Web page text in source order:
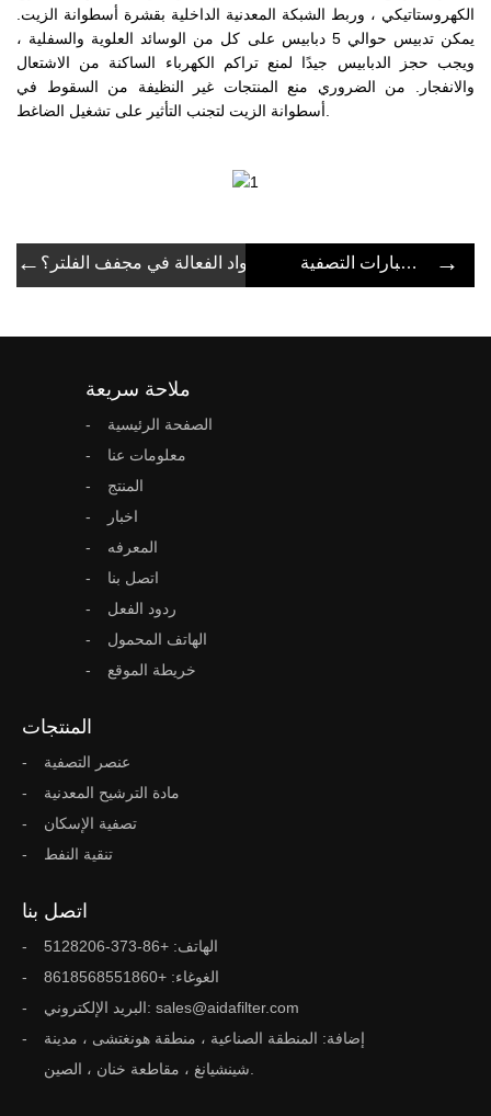
الكهروستاتيكي ، وربط الشبكة المعدنية الداخلية بقشرة أسطوانة الزيت.
يمكن تدبيس حوالي 5 دبابيس على كل من الوسائد العلوية والسفلية ،
ويجب حجز الدبابيس جيدًا لمنع تراكم الكهرباء الساكنة من الاشتعال
والانفجار. من الضروري منع المنتجات غير النظيفة من السقوط في
← ما هي المواد الفعالة في مجفف الفلتر؟ اعتبارات التصفية →
ملاحة سريعة
الصفحة الرئيسية
معلومات عنا
المنتج
اخبار
المعرفه
اتصل بنا
ردود الفعل
الهاتف المحمول
خريطة الموقع
المنتجات
عنصر التصفية
مادة الترشيح المعدنية
تصفية الإسكان
تنقية النفط
اتصل بنا
الهاتف: +86-373-5128206
الغوغاء: +8618568551860
البريد الإلكتروني: sales@aidafilter.com
إضافة: المنطقة الصناعية ، منطقة هونغتشى ، مدينة
شينشيانغ ، مقاطعة خنان ، الصين.